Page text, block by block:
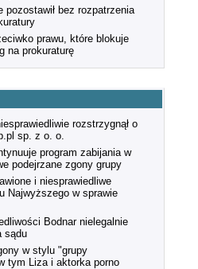
pozostawił bez rozpatrzenia
prawu, które blokuje
na prokuraturę
rozstrzygnął o
sp. z o. o.
program zabijania w
podejrzane zgony grupy
i niesprawiedliwe
Najwyższego w sprawie
Bodnar nielegalnie
sądu
w stylu "grupy
tym Liza i aktorka porno